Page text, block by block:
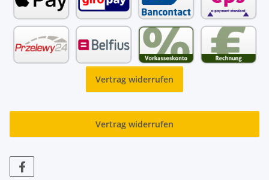
Vertrag widerrufen
Vertrag widerrufen